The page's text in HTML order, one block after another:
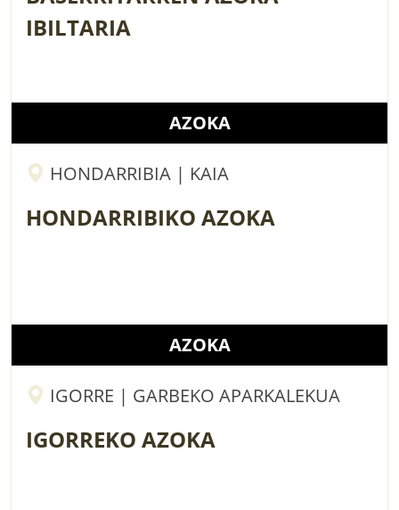
IBILTARIA
AZOKA
HONDARRIBIA | KAIA
HONDARRIBIKO AZOKA
AZOKA
IGORRE | GARBEKO APARKALEKUA
IGORREKO AZOKA